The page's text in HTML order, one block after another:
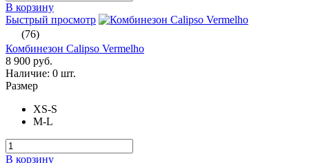
В корзину
Быстрый просмотр
(76)
Комбинезон Calipso Vermelho
8 900 руб.
Наличие: 0 шт.
Размер
XS-S
M-L
В корзину